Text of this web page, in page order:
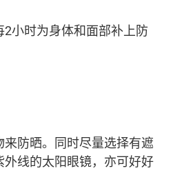
小时为身体和面部补上防
防晒。同时尽量选择有遮
线的太阳眼镜，亦可好好